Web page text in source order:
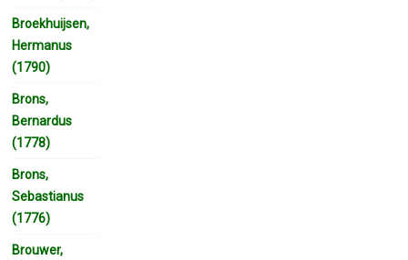
Broekhuijsen,
Hermanus
(1790)
Brons,
Bernardus
(1778)
Brons,
Sebastianus
(1776)
Brouwer,